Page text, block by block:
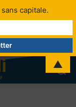
capitale.
▲